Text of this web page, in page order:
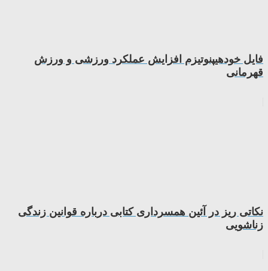
فایل خودهیپنوتیزم افزایش عملکرد ورزشی و ورزش
قهرمانی
نکاتی ریز در آئین ھمسرداری کتابی درباره قوانین زندگی
زناشویی